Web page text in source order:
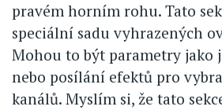
pravém horním rohu. Tato
speciální sadu vyhrazených
Mohou to být parametry jako
nebo posílání efektů pro
kanálů. Myslím si, že tato